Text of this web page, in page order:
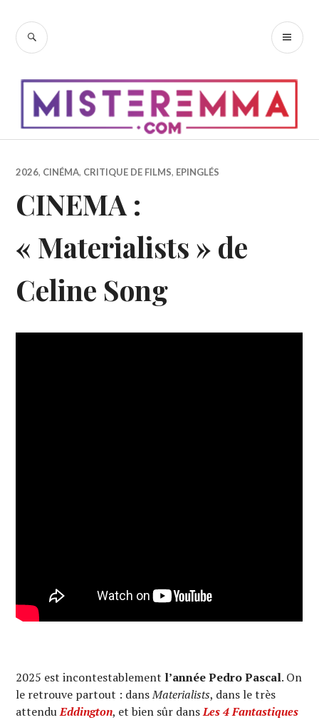
contenu
RECHERCHE
2026, CINÉMA, CRITIQUE DE FILMS, EPINGLÉS
CINEMA :
« Materialists » de
Celine Song
2025 est incontestablement l’année Pedro Pascal. On
le retrouve partout : dansMaterialists, dans le très
attenduEddington, et bien sûr dansLes 4 Fantastiques